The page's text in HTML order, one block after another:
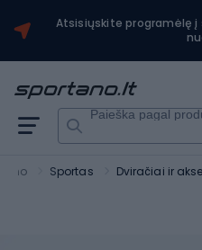
Atsisiųskite programėlę į
Paieška pagal
Sportas Dviračiai ir